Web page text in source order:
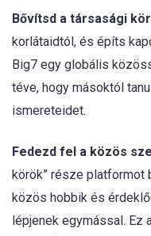
Bővítsd a társasági
korlátaidtól, és építs
Big7 egy globális
téve, hogy másoktól
ismereteidet.
Fedezd fel a közös
körök” része platformot
közös hobbik és
lépjenek egymással.